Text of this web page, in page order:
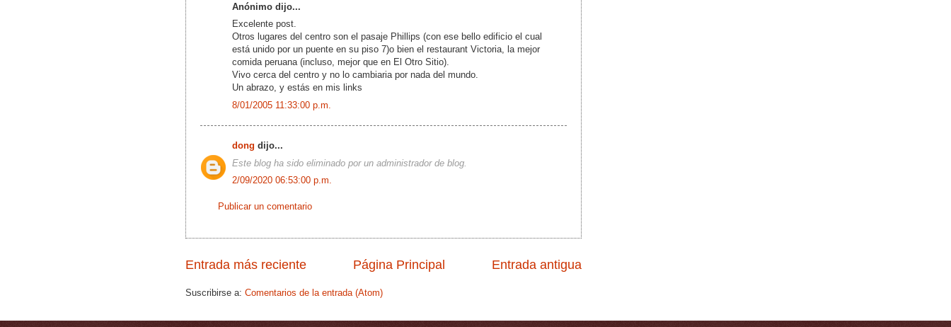
Anónimo dijo...
Excelente post.
Otros lugares del centro son el pasaje Phillips (con ese bello edificio el cual
está unido por un puente en su piso 7)o bien el restaurant Victoria, la mejor
comida peruana (incluso, mejor que en El Otro Sitio).
Vivo cerca del centro y no lo cambiaria por nada del mundo.
Un abrazo, y estás en mis links
8/01/2005 11:33:00 p.m.
dong dijo...
Este blog ha sido eliminado por un administrador de blog.
2/09/2020 06:53:00 p.m.
Publicar un comentario
Entrada más reciente Entrada antigua
Página Principal
Suscribirse a: Comentarios de la entrada (Atom)